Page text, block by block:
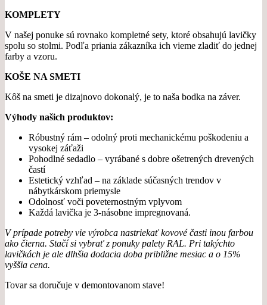
KOMPLETY
V našej ponuke sú rovnako kompletné sety, ktoré obsahujú lavičky
spolu so stolmi. Podľa priania zákazníka ich vieme zladiť do jednej
farby a vzoru.
KOŠE NA SMETI
Kôš na smeti je dizajnovo dokonalý, je to naša bodka na záver.
Výhody našich produktov:
Róbustný rám – odolný proti mechanickému poškodeniu a
vysokej záťaži
Pohodlné sedadlo – vyrábané s dobre ošetrených drevených
častí
Estetický vzhľad – na základe súčasných trendov v
nábytkárskom priemysle
Odolnosť voči poveternostným vplyvom
Každá lavička je 3-násobne impregnovaná.
V prípade potreby vie výrobca nastriekať kovové časti inou farbou
ako čierna. Stačí si vybrať z ponuky palety RAL. Pri takýchto
lavičkách je ale dlhšia dodacia doba približne mesiac a o 15%
vyššia cena.
Tovar sa doručuje v demontovanom stave!